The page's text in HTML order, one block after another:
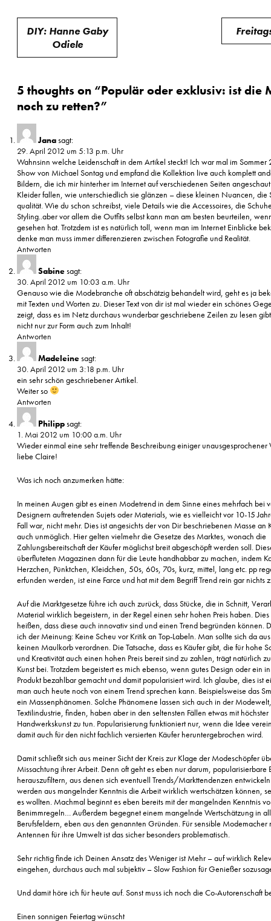
Beitragsnavigation
DIY: Hanne Gaby
Odiele
5 thoughts on “Populär oder exklusiv: ist die
noch zu retten?”
Janasagt:
29. April 2012 um 5:13 p.m. Uhr
Wahnsinn welche Leidenschaft in dem Artikel steckt! Ich war mal im Sommer
Show von Michael Sontag und empfand die Kollektion live auch komplett
Bildern, die ich mir hinterher im Internet auf verschiedenen Seiten
Kleider fallen, wie unterschiedlich sie glänzen – diese kleinen Nuancen, die
qualität. Wie du schon schreibst, viele Details wie die Accessoires, die
Styling..aber vor allem die Outfits selbst kann man am besten beurteilen,
gesehen hat. Trotzdem ist es natürlich toll, wenn man im Internet Einblicke
denke man muss immer differenzieren zwischen Fotografie und Realität.
Antworten
Sabinesagt:
30. April 2012 um 10:03 a.m. Uhr
Genauso wie die Modebranche oft abschätzig behandelt wird, geht es ja
mit Texten und Worten zu. Dieser Text von dir ist mal wieder ein schönes
zeigt, dass es im Netz durchaus wunderbar geschriebene Zeilen zu lesen
nicht nur zur Form auch zum Inhalt!
Antworten
Madeleinesagt:
30. April 2012 um 3:18 p.m. Uhr
ein sehr schön geschriebener Artikel.
Weiter so
Antworten
Philippsagt:
1. Mai 2012 um 10:00 a.m. Uhr
Wieder einmal eine sehr treffende Beschreibung einiger unausgesprochener
liebe Claire!
Was ich noch anzumerken hätte:
In meinen Augen gibt es einen Modetrend in dem Sinne eines mehrfach bei
Designern auftretenden Sujets oder Materials, wie es vielleicht vor 10-15
Fall war, nicht mehr. Dies ist angesichts der von Dir beschriebenen Masse an
auch unmöglich. Hier gelten vielmehr die Gesetze des Marktes, wonach die
Zahlungsbereitschaft der Käufer möglichst breit abgeschöpft werden soll.
überfluteten Magazinen dann für die Leute handhabbar zu machen, indem
Herzchen, Pünktchen, Kleidchen, 50s, 60s, 70s, kurz, mittel, lang etc. pp
erfunden werden, ist eine Farce und hat mit dem Begriff Trend rein gar nichts
Auf die Marktgesetze führe ich auch zurück, dass Stücke, die in Schnitt,
Material wirklich begeistern, in der Regel einen sehr hohen Preis haben. Dies
heißen, dass diese auch innovativ sind und einen Trend begründen können.
ich der Meinung: Keine Scheu vor Kritik an Top-Labeln. Man sollte sich da
keinen Maulkorb verordnen. Die Tatsache, dass es Käufer gibt, die für hohe
und Kreativität auch einen hohen Preis bereit sind zu zahlen, trägt natürlich
Kunst bei. Trotzdem begeistert es mich ebenso, wenn gutes Design oder ein
Produkt bezahlbar gemacht und damit popularisiert wird. Ich glaube, dies ist
man auch heute noch von einem Trend sprechen kann. Beispielsweise das
ein Massenphänomen. Solche Phänomene lassen sich auch in der
Textilindustrie, finden, haben aber in den seltensten Fällen etwas mit höchster
Handwerkskunst zu tun. Popularisierung funktioniert nur, wenn die Idee
damit auch für den nicht fachlich versierten Käufer heruntergebrochen wird.
Damit schließt sich aus meiner Sicht der Kreis zur Klage der Modeschöpfer
Missachtung ihrer Arbeit. Denn oft geht es eben nur darum, popularisierbare
herauszufiltern, aus denen sich eventuell Trends/Markttendenzen
werden aus mangelnder Kenntnis die Arbeit wirklich wertschätzen können,
es wollten. Machmal beginnt es eben bereits mit der mangelnden Kenntnis
Benimmregeln… Außerdem begegnet einem mangelnde Wertschätzung in
Berufsfeldern, eben aus den genannten Gründen. Für sensible Modemacher
Antennen für ihre Umwelt ist das sicher besonders problematisch.
Sehr richtig finde ich Deinen Ansatz des Weniger ist Mehr – auf wirklich
eingehen, durchaus auch mal subjektiv – Slow Fashion für Genießer
Und damit höre ich für heute auf. Sonst muss ich noch die Co-Autorenschaft
Einen sonnigen Feiertag wünscht